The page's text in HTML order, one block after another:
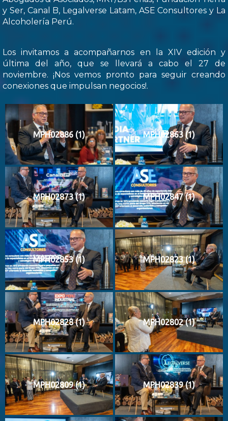
y Ser, Canal B, Legalverse Latam, ASE Consultores y La
Alcoholería Perú.
Los invitamos a acompañarnos en la XIV edición y
última del año, que se llevará a cabo el 27 de
noviembre. ¡Nos vemos pronto para seguir creando
conexiones que impulsan negocios!.
MPH02886 (1) MPH02863 (1)
MPH02873 (1) MPH02847 (1)
MPH02853 (1) MPH02823 (1)
MPH02828 (1) MPH02802 (1)
MPH02809 (1) MPH02839 (1)